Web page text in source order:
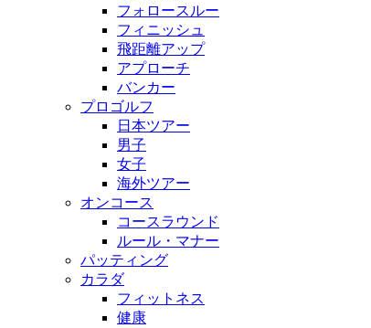
フォロースルー
フィニッシュ
飛距離アップ
アプローチ
バンカー
プロゴルフ
日本ツアー
男子
女子
海外ツアー
オンコース
コースラウンド
ルール・マナー
パッティング
カラダ
フィットネス
健康